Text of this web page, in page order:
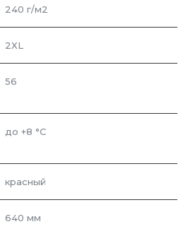
240 г/м2
2XL
56
до +8 °C
красный
640 мм